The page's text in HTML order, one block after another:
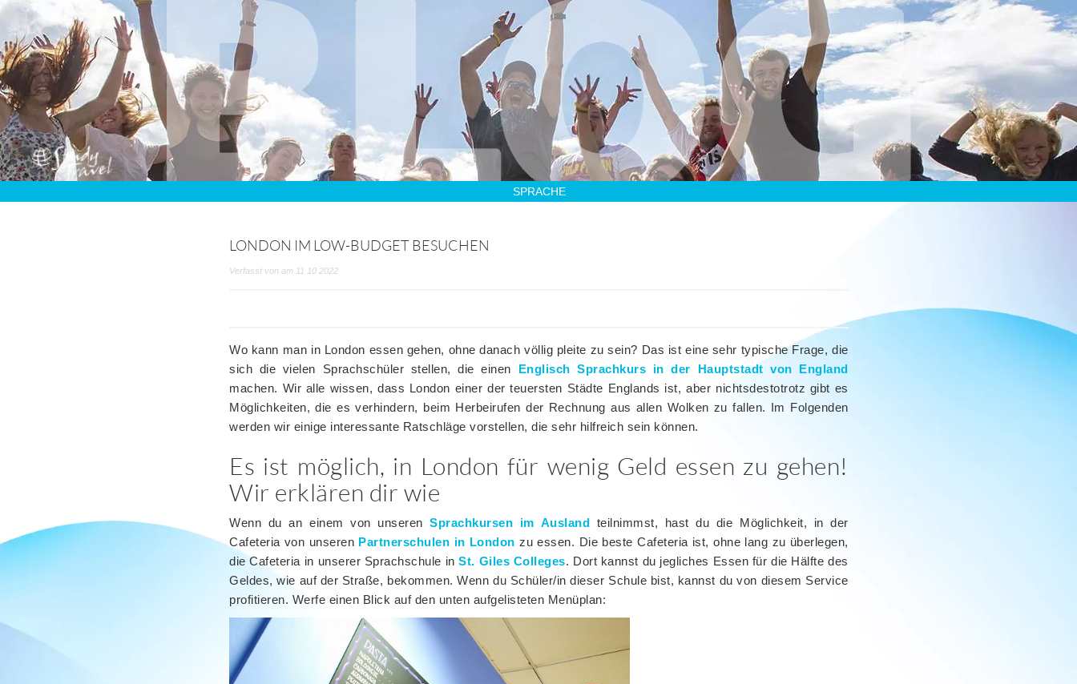
SPRACHE
LONDON IM LOW-BUDGET BESUCHEN
Verfasst von am 11 10 2022
Wo kann man in London essen gehen, ohne danach völlig pleite zu sein? Das ist eine sehr typische Frage, die
sich die vielen Sprachschüler stellen, die einen Englisch Sprachkurs in der Hauptstadt von England
machen. Wir alle wissen, dass London einer der teuersten Städte Englands ist, aber nichtsdestotrotz gibt es
Möglichkeiten, die es verhindern, beim Herbeirufen der Rechnung aus allen Wolken zu fallen. Im Folgenden
werden wir einige interessante Ratschläge vorstellen, die sehr hilfreich sein können.
Es ist möglich, in London für wenig Geld essen zu gehen!
Wir erklären dir wie
Wenn du an einem von unserenSprachkursen im Ausland teilnimmst, hast du die Möglichkeit, in der
Cafeteria von unseren Partnerschulen in London zu essen. Die beste Cafeteria ist, ohne lang zu überlegen,
die Cafeteria in unserer Sprachschule inSt. Giles Colleges. Dort kannst du jegliches Essen für die Hälfte des
Geldes, wie auf der Straße, bekommen. Wenn du Schüler/in dieser Schule bist, kannst du von diesem Service
profitieren. Werfe einen Blick auf den unten aufgelisteten Menüplan: